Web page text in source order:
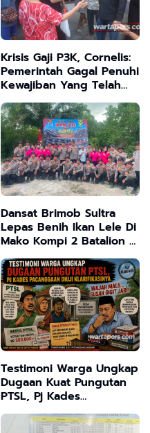
Krisis Gaji P3K, Cornelis:
Pemerintah Gagal Penuhi
Kewajiban Yang Telah
Disepakati
Dansat Brimob Sultra
Lepas Benih Ikan Lele Di
Mako Kompi 2 Batalion C
Peloper Dukung
ketahanan Pangan
Nasional
Testimoni Warga Ungkap
Dugaan Kuat Pungutan
PTSL, Pj Kades
Pacanggaan Diuji
Klarifikasinya